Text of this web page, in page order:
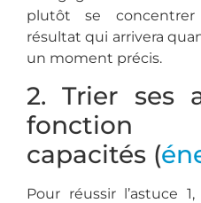
plutôt se
résultat qui arrivera
un moment précis.
2. Trier ses
fonction
capacités (
Pour réussir l’astuce